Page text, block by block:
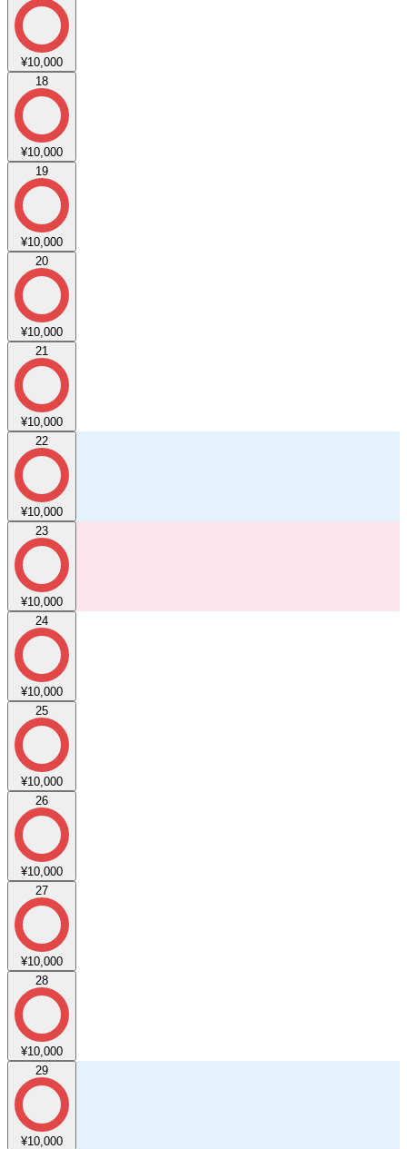
¥10,000
18
¥10,000
19
¥10,000
20
¥10,000
21
¥10,000
22
¥10,000
23
¥10,000
24
¥10,000
25
¥10,000
26
¥10,000
27
¥10,000
28
¥10,000
29
¥10,000